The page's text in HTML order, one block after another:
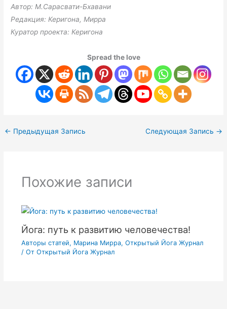
Автор: М.Сарасвати-Бхавани
Редакция: Керигона, Мирра
Куратор проекта: Керигона
Spread the love
← Предыдущая Запись Следующая Запись →
Похожие записи
Йога: путь к развитию человечества!
Авторы статей, Марина Мирра, Открытый Йога Журнал
/ От Открытый Йога Журнал